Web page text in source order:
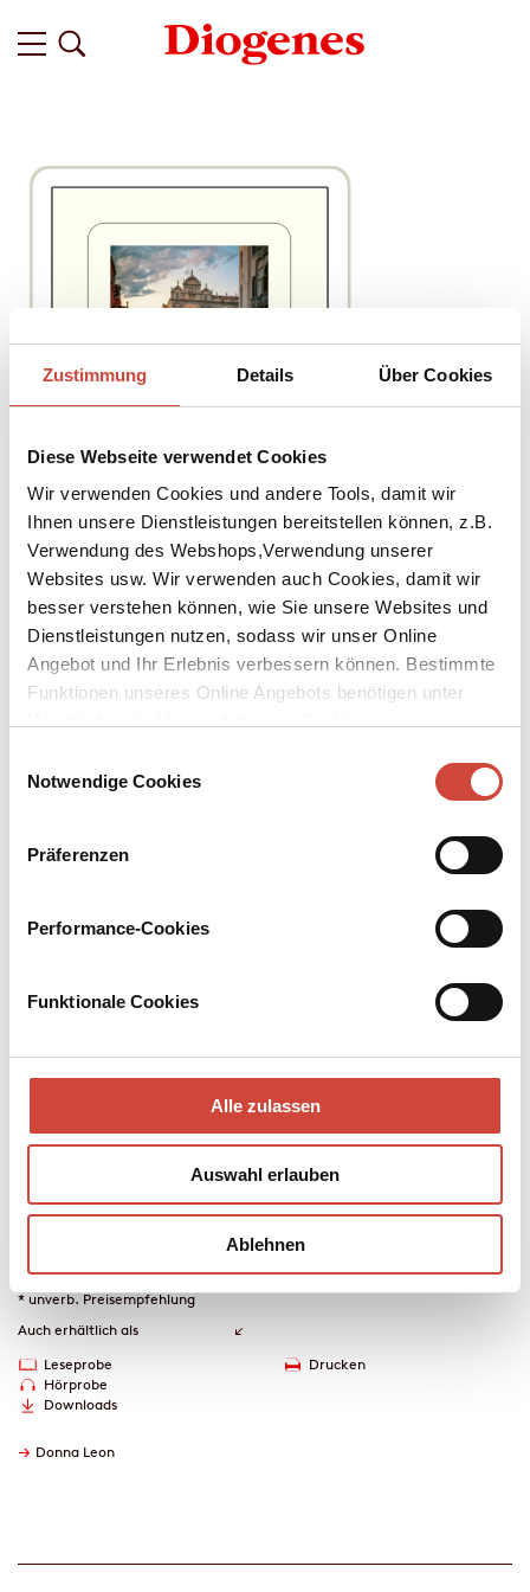
Zustimmung Details Über Cookies
Diese Webseite verwendet Cookies
Wir verwenden Cookies und andere Tools, damit wir
Ihnen unsere Dienstleistungen bereitstellen können, z.B.
Verwendung des Webshops,Verwendung unserer
Websites usw. Wir verwenden auch Cookies, damit wir
besser verstehen können, wie Sie unsere Websites und
Dienstleistungen nutzen, sodass wir unser Online
Angebot und Ihr Erlebnis verbessern können. Bestimmte
Funktionen unseres Online Angebots benötigen unter
Notwendige Cookies
Präferenzen
Performance-Cookies
Funktionale Cookies
Alle zulassen
Auswahl erlauben
Ablehnen
Download Bilddatei
Milde Gaben
Aus dem Amerikanischen von Werner Schmitz
Elisabetta Foscarini, Jugendfreundin von Brunetti und immer noch
eine Schönheit, taucht eines Tages in der Questura auf. Ob Brunetti
Konkrete Tathinweise fehlen. Wer sollte auch einer Tierärztin
Böses wollen und einem Buchhalter, der für eine wohltätige
übertriebene mütterliche Sorge abtun, da kommt es zu einem
Mehr zum Inhalt
352 Seiten (Printausgabe)
erschienen am 25. Mai 2022
€ (D) 11.99 / sFr 15.00* / € (A) 11.99
* unverb. Preisempfehlung
Auch erhältlich als
Leseprobe
Hörprobe
Downloads
Drucken
→ Donna Leon